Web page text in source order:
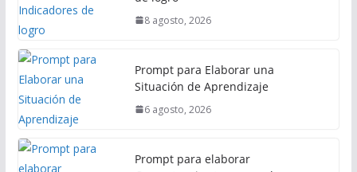
8 agosto, 2026
Prompt para Elaborar una
Situación de Aprendizaje
6 agosto, 2026
Prompt para elaborar